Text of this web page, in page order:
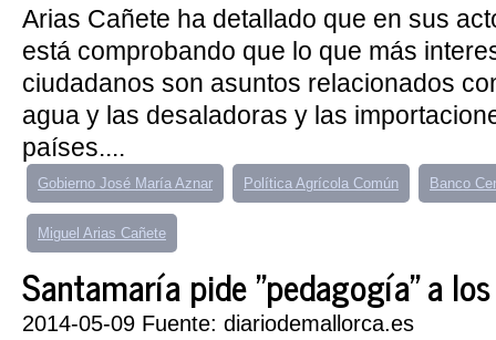
Arias Cañete ha detallado que en sus
está comprobando que lo que más
ciudadanos son asuntos relacionados
agua y las desaladoras y las
países....
Gobierno José María Aznar Política Agrícola Común Banco
Miguel Arias Cañete
Santamaría pide "pedagogía" a
2014-05-09 Fuente: diariodemallorca.es